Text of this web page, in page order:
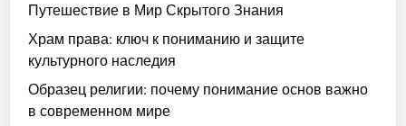
Путешествие в Мир Скрытого Знания
Храм права: ключ к пониманию и защите
культурного наследия
Образец религии: почему понимание основ важно
в современном мире